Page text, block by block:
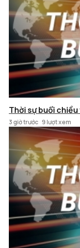
Thời sự buổi
3 giờ trước 9 lượt xem